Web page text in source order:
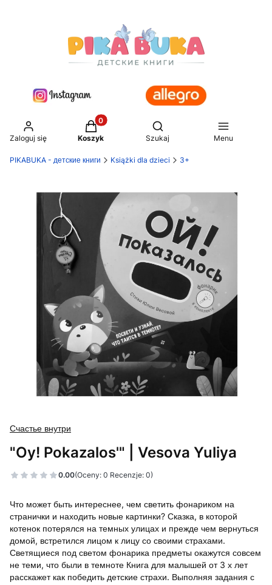
Zaloguj się
Produkty w koszyku: 0. Zobacz szczegóły
Koszyk
Otwórz wyszukiwarkę
Szukaj Menu
PIKABUKA - детские книги Książki dla dzieci 3+
Счастье внутри
"Oy! Pokazalos'" | Vesova Yuliya
0.00(Oceny: 0 Recenzje: 0)
Что может быть интереснее, чем светить фонариком на
странички и находить новые картинки? Сказка, в которой
котенок потерялся на темных улицах и прежде чем вернуться
домой, встретился лицом к лицу со своими страхами.
Светящиеся под светом фонарика предметы окажутся совсем
не теми, что были в темноте Книга для малышей от 3 х лет
расскажет как победить детские страхи. Выполняя задания с